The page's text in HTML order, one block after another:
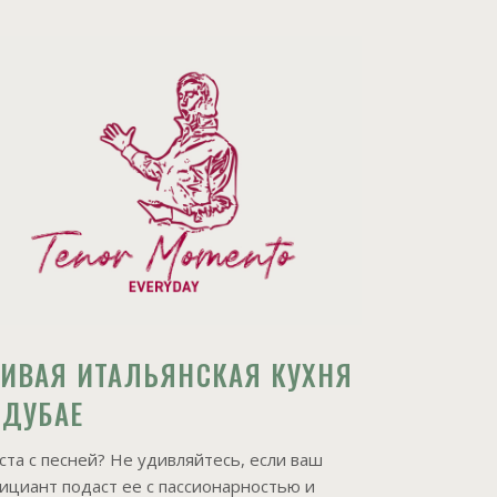
ИТАЛЬЯНСКАЯ КУХНЯ
с песней? Не удивляйтесь, если ваш
подаст ее с пассионарностью и